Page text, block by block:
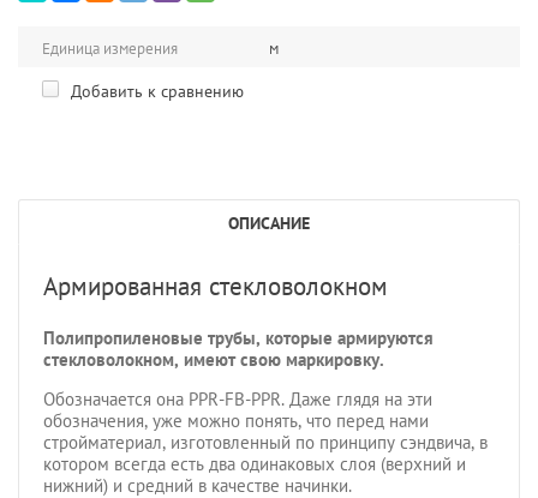
Единица измерения м
Добавить к сравнению
ОПИСАНИЕ
Армированная стекловолокном
Полипропиленовые трубы, которые армируются
стекловолокном, имеют свою маркировку.
Обозначается она PPR-FB-PPR. Даже глядя на эти
обозначения, уже можно понять, что перед нами
стройматериал, изготовленный по принципу сэндвича, в
котором всегда есть два одинаковых слоя (верхний и
нижний) и средний в качестве начинки.